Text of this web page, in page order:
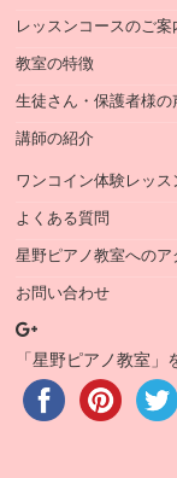
レッスンコースのご案
教室の特徴
生徒さん・保護者様の
講師の紹介
ワンコイン体験レッス
よくある質問
星野ピアノ教室へのア
お問い合わせ
「星野ピアノ教室」